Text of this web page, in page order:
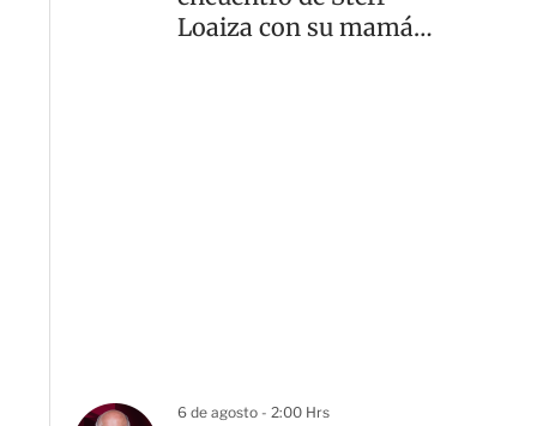
Loaiza con su mamá
6 de agosto - 2:00 Hrs